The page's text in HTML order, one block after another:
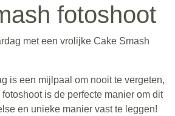
fotoshoot
met een vrolijke Cake Smash
is een mijlpaal om nooit te vergeten,
is de perfecte manier om dit
en unieke manier vast te leggen!